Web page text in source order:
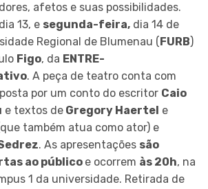
afetos e suas possibilidades.
13, e segunda-feira, dia 14 de
Regional de Blumenau (FURB)
Figo, da ENTRE-
. A peça de teatro conta com
por um conto do escritor Caio
e textos de Gregory Haertel e
também atua como ator) e
. As apresentações são
ao público e ocorrem às 20h, na
1 da universidade. Retirada de